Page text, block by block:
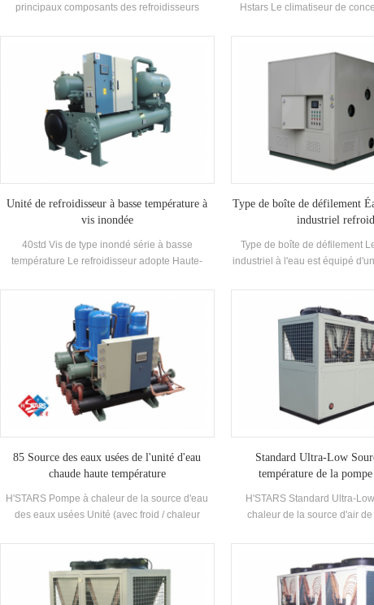
principaux composants des refroidisseurs
Compresseurs centrifuges, Type de
pulvérisation (Filming-Film) Evaporateurs,
systèmes de recirculation de liquide réfrigérant,
flash-type Économiseurs et orifice Logement de
la plaque d'orifice Dispositifs. Applications:
principalement utilisé dans les systèmes de
climatisation centrale et le refroidissement du
processus industriel
Hstars Le climatiseur de
divisé, qui est largement
maisons et les petits bureaux.
de cabinet ont les avantages
élevée et du vent fort
de 8 spécifications standard et
refroidissement Température.
Marque: Hstars
25.7kw ~ 147.7kw
restaurant, centre commercial,
climatisation
Unité de refroidisseur à basse température à
vis inondée
40std Vis de type inondé série à basse
température Le refroidisseur adopte Haute-
développé etFabriqué Haute efficacité
Evaporateur de type inondé, R22 et r134a
réfrigérant. La récupération de chaleur peut être
configurée en fonction de la thermique client
Besoins. L'unité a 39 standard Spécifications.
Type de boîte de défilement
industriel
Type de boîte de défilement
industriel à l'eau est équipé
capacité de
compresseurs de marque
contrôle électronique
d'une efficacité élevée
condenseurs et
85 Source des eaux usées de l'unité d'eau
chaude haute température
H'STARS Pompe à chaleur de la source d'eau
des eaux usées Unité (avec froid / chaleur
développé et fabriqué pour la salle de bain, une
piscine à ressorts chaude, une piscine et
d'autres baignades, extrayant la chaleur des
eaux usées domestiques, économiser de
Standard Ultra-Low
température de la
H'STARS Standard Ultra-
chaleur de la source d'air
l'environnement de -25 ℃ ~
l'air comme source de chaleur,
n'est déchargé et 55 ° C
préparée pour répondre à la